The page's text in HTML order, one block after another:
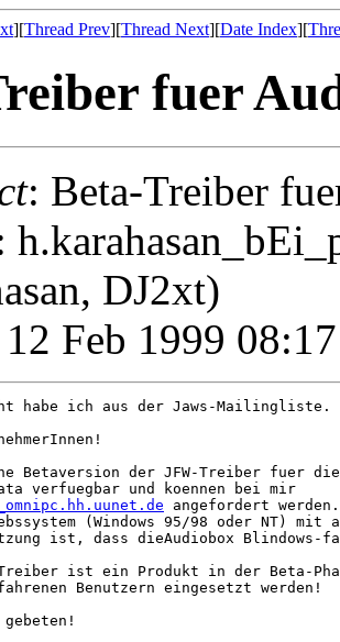
][Thread Prev][Thread Next][Date Index][
fuer
: Beta-Treiber
DJ2xt)
Feb 1999
habe ich aus der Jaws-Mailingliste.
Betaversion der JFW-Treiber fuer die
angefordert
(Windows 95/98 oder NT) mit
ist, dass dieAudiobox
Treiber ist ein Produkt in der Beta-
Benutzern eingesetzt werden!
gebeten!